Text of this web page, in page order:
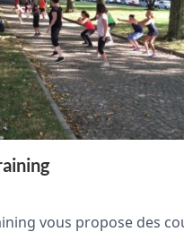
vous propose des